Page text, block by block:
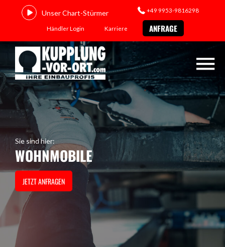
Unser Chart-Stürmer +49 9953-9816298
Händler Login Karriere ANFRAGE
Sie sind hier:
WOHNMOBILE
JETZT ANFRAGEN